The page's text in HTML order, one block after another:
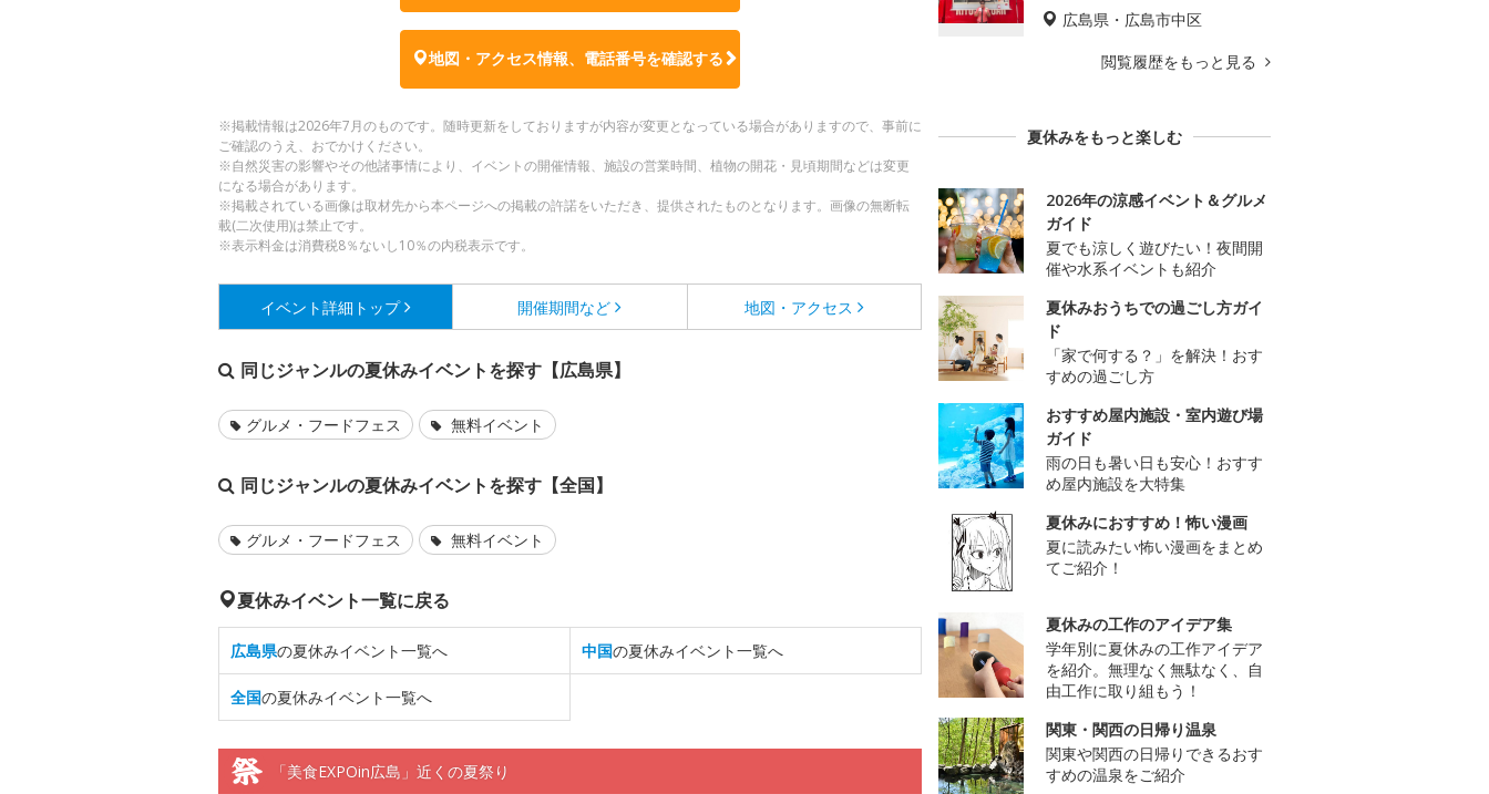
地図・アクセス情報、電話番号を確認する
※掲載情報は2026年7月のものです。随時更新をしておりますが内容が変更となっている場合がありますので、事前に
ご確認のうえ、おでかけください。
※自然災害の影響やその他諸事情により、イベントの開催情報、施設の営業時間、植物の開花・見頃期間などは変更
になる場合があります。
※掲載されている画像は取材先から本ページへの掲載の許諾をいただき、提供されたものとなります。画像の無断転
載(二次使用)は禁止です。
※表示料金は消費税8％ないし10％の内税表示です。
イベント詳細 トップ 開催期間など 地図・アクセス
同じジャンルの夏休みイベントを探す【広島県】
グルメ・フードフェス 無料イベント
同じジャンルの夏休みイベントを探す【全国】
グルメ・フードフェス 無料イベント
夏休みイベント一覧に戻る
広島県の夏休みイベント一覧へ 中国の夏休みイベント一覧へ
全国の夏休みイベント一覧へ
「美食EXPOin広島」近くの夏祭り
広島県・広島市中区
閲覧履歴をもっと見る
夏休みをもっと楽しむ
2026年の涼感イベント＆グルメ
ガイド
夏でも涼しく遊びたい！夜間開
催や水系イベントも紹介
夏休みおうちでの過ごし方ガイ
ド
「家で何する？」を解決！おす
すめの過ごし方
おすすめ屋内施設・室内遊び場
ガイド
雨の日も暑い日も安心！おすす
め屋内施設を大特集
夏休みにおすすめ！怖い漫画
夏に読みたい怖い漫画をまとめ
てご紹介！
夏休みの工作のアイデア集
学年別に夏休みの工作アイデア
を紹介。無理なく無駄なく、自
由工作に取り組もう！
関東・関西の日帰り温泉
関東や関西の日帰りできるおす
すめの温泉をご紹介